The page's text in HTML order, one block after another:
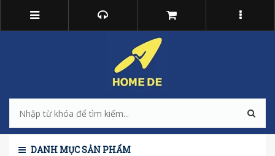
DANH MỤC SẢN PHẨM